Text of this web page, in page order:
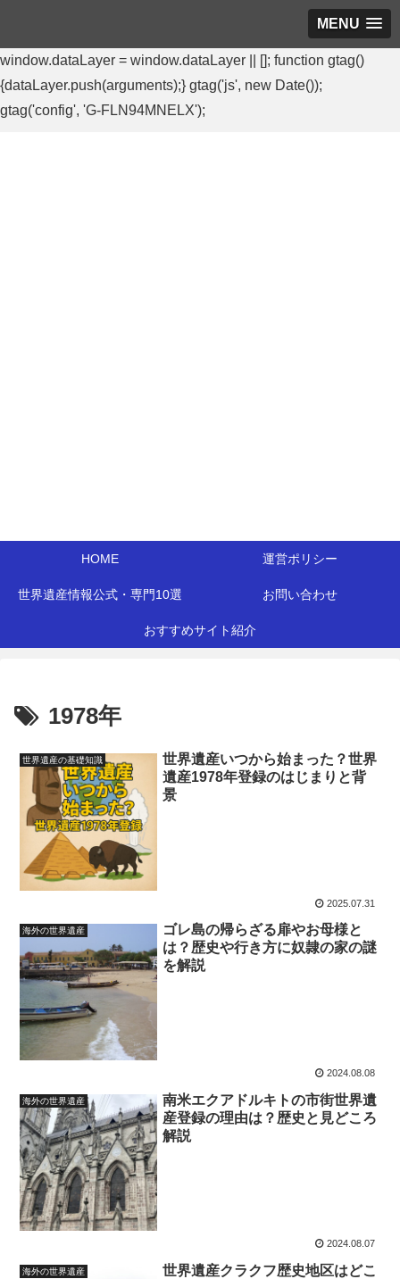
MENU
window.dataLayer = window.dataLayer || []; function gtag()
{dataLayer.push(arguments);} gtag('js', new Date());
gtag('config', 'G-FLN94MNELX');
HOME 運営ポリシー
世界遺産情報公式・専門10選 お問い合わせ
おすすめサイト紹介
1978年
世界遺産の基礎知識
世界遺産いつから始まった？世界
遺産1978年登録のはじまりと背
景
2025.07.31
海外の世界遺産
ゴレ島の帰らざる扉やお母様と
は？歴史や行き方に奴隷の家の謎
を解説
2024.08.08
海外の世界遺産
南米エクアドルキトの市街世界遺
産登録の理由は？歴史と見どころ
解説
2024.08.07
海外の世界遺産
世界遺産クラクフ歴史地区はどこ